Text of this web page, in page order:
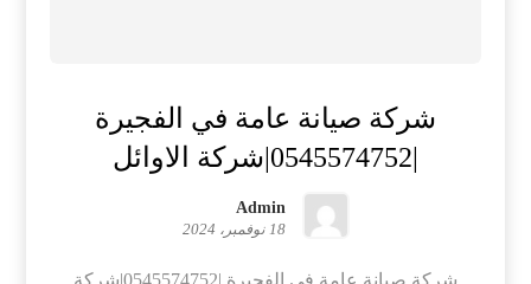
شركة صيانة عامة في الفجيرة
|0545574752|شركة الاوائل
Admin
18 نوفمبر، 2024
شركة صيانة عامة في الفجيرة |0545574752|شركة